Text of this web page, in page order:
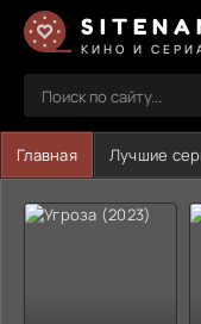
КИНО И
Главная Лучшие